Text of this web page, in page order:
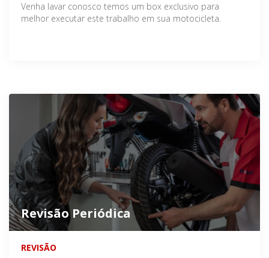
Venha lavar conosco temos um box exclusivo para
melhor executar este trabalho em sua motocicleta.
Revisão Periódica
REVISÃO